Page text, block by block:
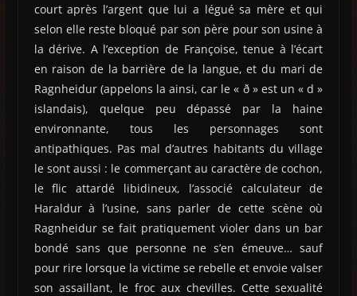
court après l’argent que lui a légué sa mère et qui
selon elle reste bloqué par son père pour son usine à
la dérive. A l’exception de Françoise, tenue à l’écart
en raison de la barrière de la langue, et du mari de
Ragnheidur (appelons la ainsi, car le « ð » est un « d »
islandais), quelque peu dépassé par la haine
environnante, tous les personnages sont
antipathiques. Pas mal d’autres habitants du village
le sont aussi : le commerçant au caractère de cochon,
le flic attardé libidineux, l’associé calculateur de
Haraldur à l’usine, sans parler de cette scène où
Ragnheidur se fait pratiquement violer dans un bar
bondé sans que personne ne s’en émeuve… sauf
pour rire lorsque la victime se rebelle et envoie valser
son assaillant, le froc aux chevilles. Cette sexualité